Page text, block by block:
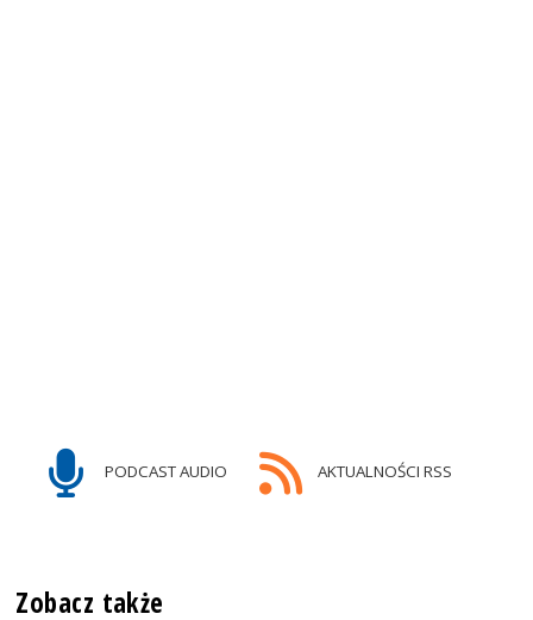
PODCAST AUDIO AKTUALNOŚCI RSS
Zobacz także